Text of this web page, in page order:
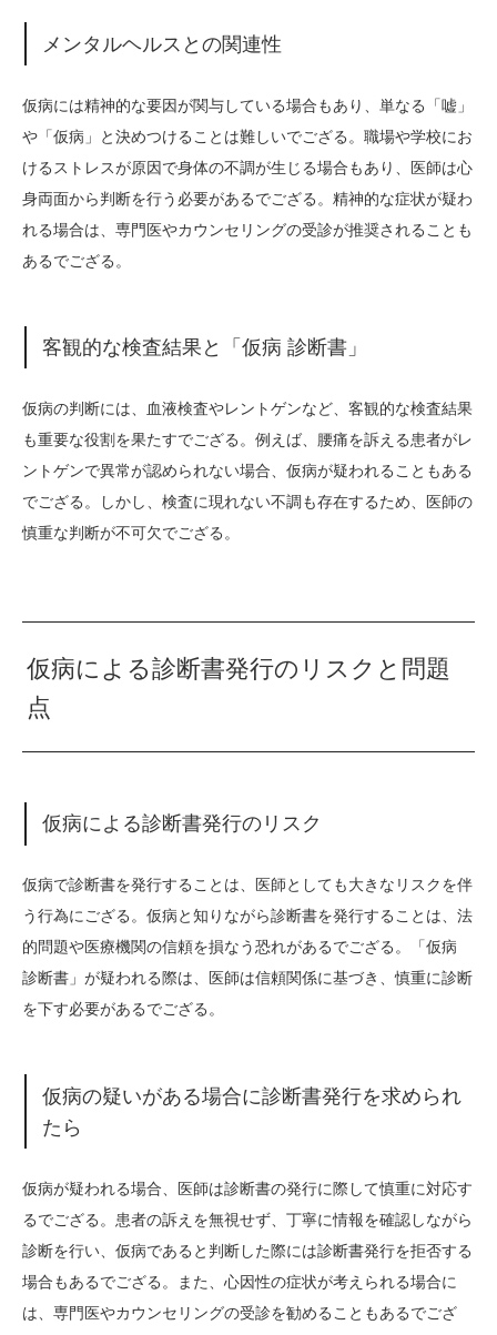
メンタルヘルスとの関連性
仮病には精神的な要因が関与している場合もあり、単なる「嘘」
や「仮病」と決めつけることは難しいでござる。職場や学校にお
けるストレスが原因で身体の不調が生じる場合もあり、医師は心
身両面から判断を行う必要があるでござる。精神的な症状が疑わ
れる場合は、専門医やカウンセリングの受診が推奨されることも
あるでござる。
客観的な検査結果と「仮病 診断書」
仮病の判断には、血液検査やレントゲンなど、客観的な検査結果
も重要な役割を果たすでござる。例えば、腰痛を訴える患者がレ
ントゲンで異常が認められない場合、仮病が疑われることもある
でござる。しかし、検査に現れない不調も存在するため、医師の
慎重な判断が不可欠でござる。
仮病による診断書発行のリスクと問題
点
仮病による診断書発行のリスク
仮病で診断書を発行することは、医師としても大きなリスクを伴
う行為にござる。仮病と知りながら診断書を発行することは、法
的問題や医療機関の信頼を損なう恐れがあるでござる。「仮病
診断書」が疑われる際は、医師は信頼関係に基づき、慎重に診断
を下す必要があるでござる。
仮病の疑いがある場合に診断書発行を求められ
たら
仮病が疑われる場合、医師は診断書の発行に際して慎重に対応す
るでござる。患者の訴えを無視せず、丁寧に情報を確認しながら
診断を行い、仮病であると判断した際には診断書発行を拒否する
場合もあるでござる。また、心因性の症状が考えられる場合に
は、専門医やカウンセリングの受診を勧めることもあるでござ